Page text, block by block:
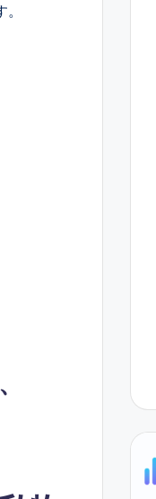
、